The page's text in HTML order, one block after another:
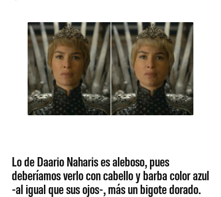
Lo de Daario Naharis es aleboso, pues
deberíamos verlo con cabello y barba color azul
-al igual que sus ojos-, más un bigote dorado.